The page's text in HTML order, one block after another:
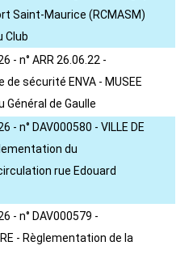
Saint-Maurice (RCMASM)
Club
- n° ARR 26.06.22 -
sécurité ENVA - MUSEE
Général de Gaulle
- n° DAV000580 - VILLE DE
du
rue Edouard
- n° DAV000579 -
- Règlementation de la